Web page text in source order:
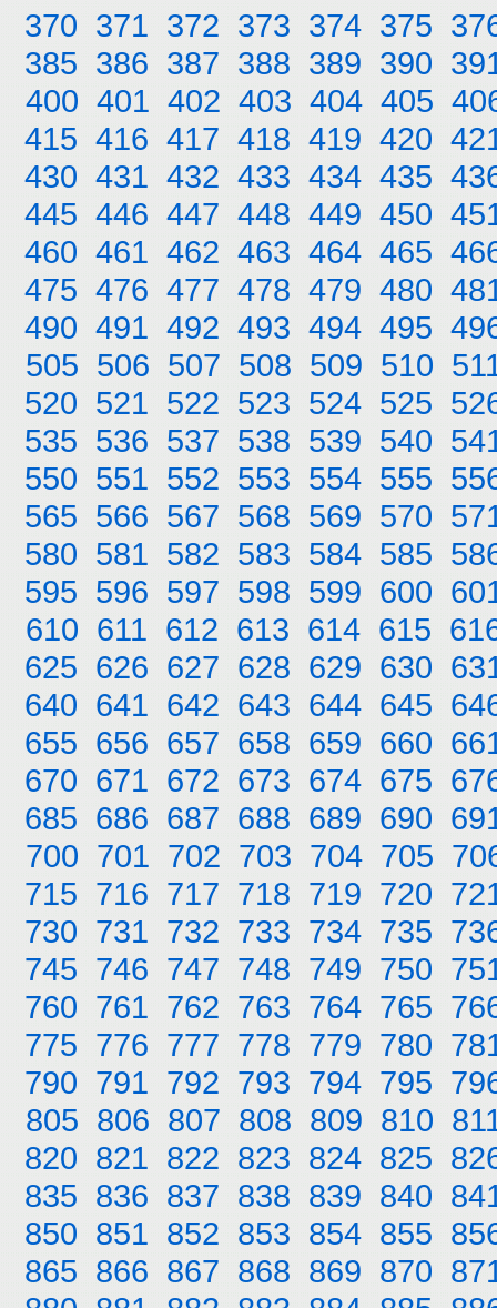
370 371 372 373 374 375
385 386 387 388 389 390
400 401 402 403 404 405
415 416 417 418 419 420
430 431 432 433 434 435
445 446 447 448 449 450
460 461 462 463 464 465
475 476 477 478 479 480
490 491 492 493 494 495
505 506 507 508 509 510
520 521 522 523 524 525
535 536 537 538 539 540
550 551 552 553 554 555
565 566 567 568 569 570
580 581 582 583 584 585
595 596 597 598 599 600
610 611 612 613 614 615
625 626 627 628 629 630
640 641 642 643 644 645
655 656 657 658 659 660
670 671 672 673 674 675
685 686 687 688 689 690
700 701 702 703 704 705
715 716 717 718 719 720
730 731 732 733 734 735
745 746 747 748 749 750
760 761 762 763 764 765
775 776 777 778 779 780
790 791 792 793 794 795
805 806 807 808 809 810
820 821 822 823 824 825
835 836 837 838 839 840
850 851 852 853 854 855
865 866 867 868 869 870